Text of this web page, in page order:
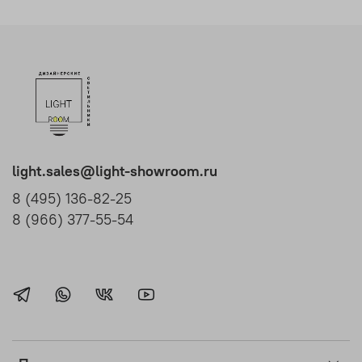
light.sales@light-showroom.ru
8 (495) 136-82-25
8 (966) 377-55-54